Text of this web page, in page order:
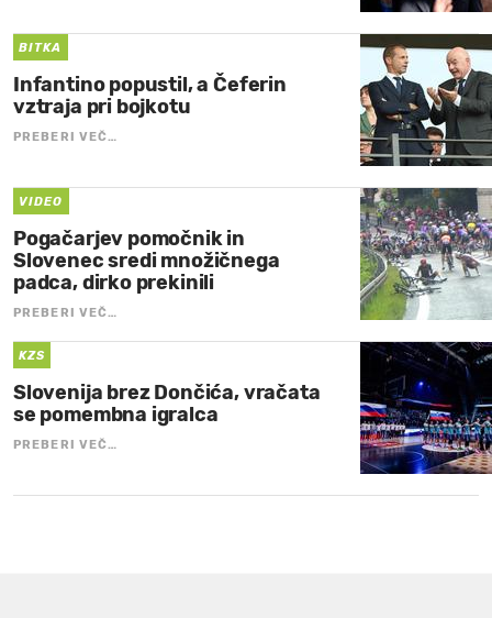
BITKA
Infantino popustil, a Čeferin
vztraja pri bojkotu
PREBERI VEČ…
VIDEO
Pogačarjev pomočnik in
Slovenec sredi množičnega
padca, dirko prekinili
PREBERI VEČ…
KZS
Slovenija brez Dončića, vračata
se pomembna igralca
PREBERI VEČ…